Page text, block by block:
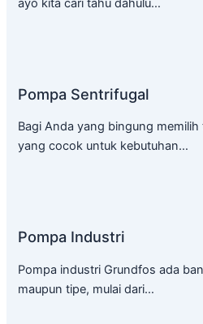
ayo kita cari tahu dahulu…
Pompa Sentrifugal
Bagi Anda yang bingung
yang cocok untuk kebutuhan…
Pompa Industri
Pompa industri Grundfos ada
maupun tipe, mulai dari…